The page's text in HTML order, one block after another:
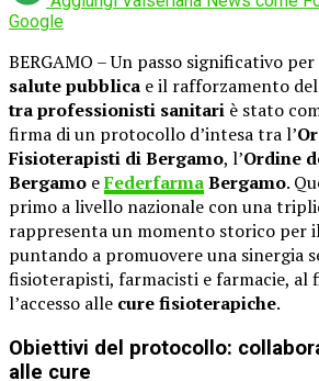
Google
BERGAMO – Un passo significativo
salute pubblica e il rafforzamento
tra professionisti sanitari è stato
firma di un protocollo d’intesa tra l’
Fisioterapisti di Bergamo, l’Ordine
Bergamo eFederfarmaBergamo.
primo a livello nazionale con una
rappresenta un momento storico per
puntando a promuovere una sinergia
fisioterapisti, farmacisti e farmacie, al
l’accesso alle cure fisioterapiche.
Obiettivi del protocollo:
alle cure